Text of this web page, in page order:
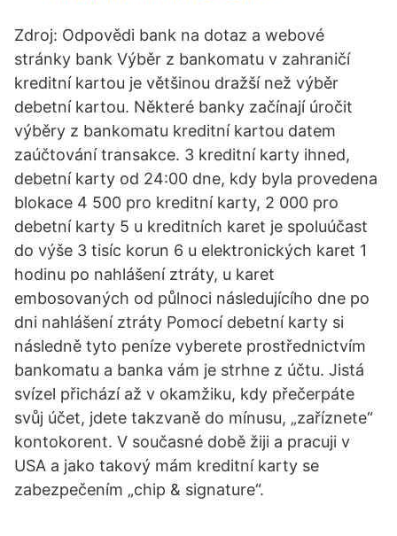
Zdroj: Odpovědi bank na dotaz a webové
stránky bank Výběr z bankomatu v zahraničí
kreditní kartou je většinou dražší než výběr
debetní kartou. Některé banky začínají úročit
výběry z bankomatu kreditní kartou datem
zaúčtování transakce. 3 kreditní karty ihned,
debetní karty od 24:00 dne, kdy byla provedena
blokace 4 500 pro kreditní karty, 2 000 pro
debetní karty 5 u kreditních karet je spoluúčast
do výše 3 tisíc korun 6 u elektronických karet 1
hodinu po nahlášení ztráty, u karet
embosovaných od půlnoci následujícího dne po
dni nahlášení ztráty Pomocí debetní karty si
následně tyto peníze vyberete prostřednictvím
bankomatu a banka vám je strhne z účtu. Jistá
svízel přichází až v okamžiku, kdy přečerpáte
svůj účet, jdete takzvaně do mínusu, „zaříznete“
kontokorent. V současné době žiji a pracuji v
USA a jako takový mám kreditní karty se
zabezpečením „chip & signature“.